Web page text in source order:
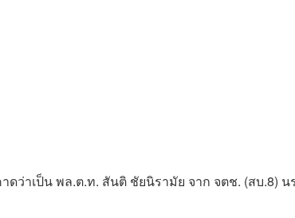
ว่าเป็น พล.ต.ท. สันติ ชัยนิรามัย จาก จตช. (สบ.8) น